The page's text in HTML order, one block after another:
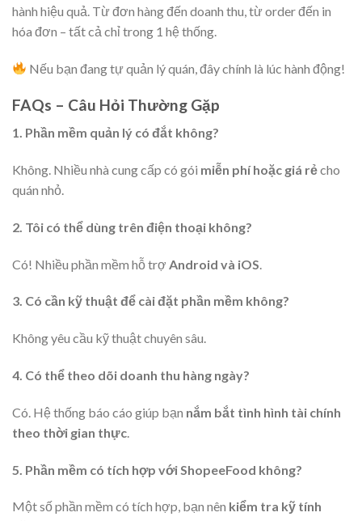
hành hiệu quả. Từ đơn hàng đến doanh thu, từ order đến in
hóa đơn – tất cả chỉ trong 1 hệ thống.
Nếu bạn đang tự quản lý quán, đây chính là lúc hành động!
FAQs – Câu Hỏi Thường Gặp
1. Phần mềm quản lý có đắt không?
Không. Nhiều nhà cung cấp có gói miễn phí hoặc giá rẻcho
quán nhỏ.
2. Tôi có thể dùng trên điện thoại không?
Có! Nhiều phần mềm hỗ trợ Android và iOS
3. Có cần kỹ thuật để cài đặt phần mềm không?
Không yêu cầu kỹ thuật chuyên sâu.
4. Có thể theo dõi doanh thu hàng ngày?
Có. Hệ thống báo cáo giúp bạn nắm bắt tình hình tài chính
theo thời gian thực
5. Phần mềm có tích hợp với ShopeeFood không?
Một số phần mềm có tích hợp, bạn nên kiểm tra kỹ tính